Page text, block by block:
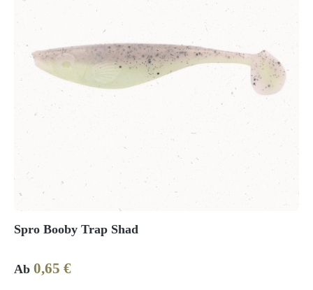
Spro Booby Trap Shad
Regulärer Preis:
Ab 0,65 €